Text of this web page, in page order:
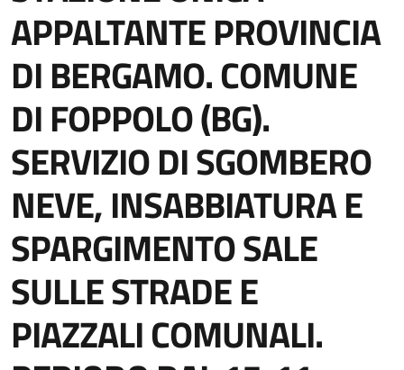
APPALTANTE PROVINCIA
DI BERGAMO. COMUNE
DI FOPPOLO (BG).
SERVIZIO DI SGOMBERO
NEVE, INSABBIATURA E
SPARGIMENTO SALE
SULLE STRADE E
PIAZZALI COMUNALI.